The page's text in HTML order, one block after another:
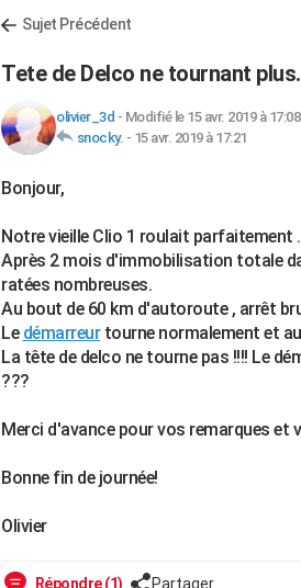
Sujet Précédent
Tete de Delco ne tournant plus.
olivier_3d - Modifié le 15 avr. 2019 à 17:08
snocky. - 15 avr. 2019 à 17:21
Bonjour,
Notre vieille Clio 1 roulait parfaitement .
Après 2 mois d'immobilisation totale
ratées nombreuses.
Au bout de 60 km d'autoroute , arrêt
Le démarreurtourne normalement et
La tête de delco ne tourne pas !!!! Le
???
Merci d'avance pour vos remarques et
Bonne fin de journée!
Olivier
Répondre (1) Partager